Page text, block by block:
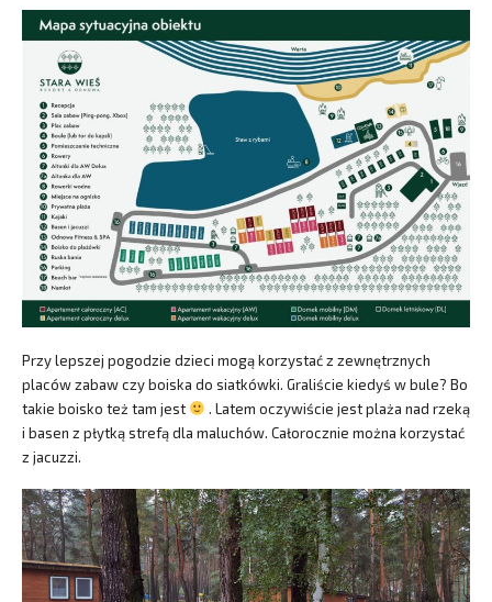
Przy lepszej pogodzie dzieci mogą korzystać z zewnętrznych
placów zabaw czy boiska do siatkówki. Graliście kiedyś w bule? Bo
takie boisko też tam jest
. Latem oczywiście jest plaża nad rzeką
i basen z płytką strefą dla maluchów. Całorocznie można korzystać
z jacuzzi.